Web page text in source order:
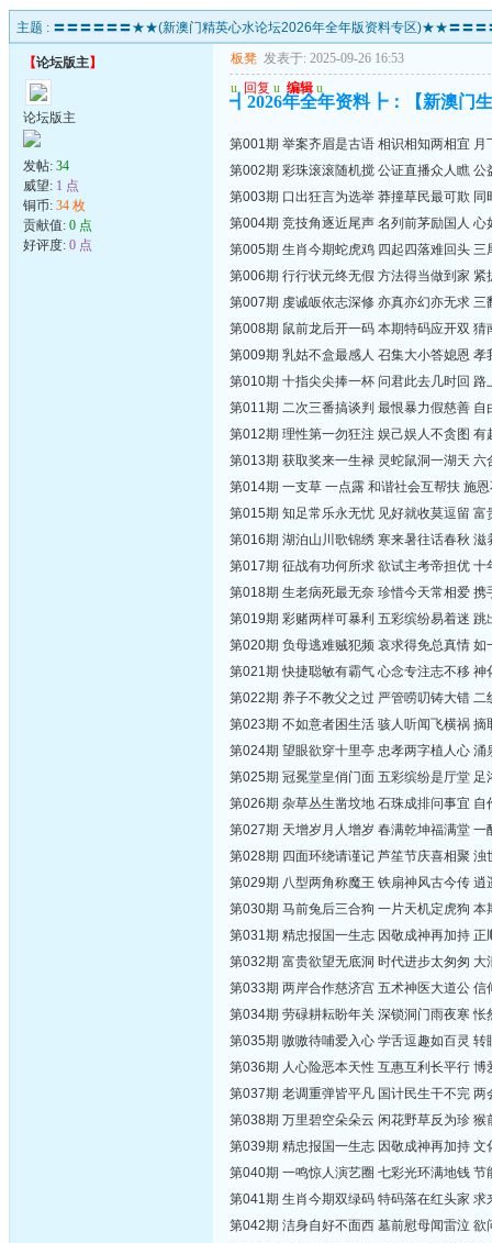
主题 : 〓〓〓〓〓〓★★(新澳门精英心水论坛2026年全年版资料专区)★★〓〓〓
【论坛版主】
论坛版主
发帖: 34
威望: 1 点
铜币: 34 枚
贡献值: 0 点
好评度: 0 点
板凳 发表于: 2025-09-26 16:53
u 回复 u 编辑 u
┫2026年全年资料┣：【新澳门
第001期 举案齐眉是古语 相识相知两相宜
第002期 彩珠滚滚随机搅 公证直播众人瞧
第003期 口出狂言为选举 莽撞草民最可欺
第004期 竞技角逐近尾声 名列前茅励国人
第005期 生肖今期蛇虎鸡 四起四落难回头
第006期 行行状元终无假 方法得当做到家
第007期 虔诚皈依志深修 亦真亦幻亦无求
第008期 鼠前龙后开一码 本期特码应开双
第009期 乳姑不盒最感人 召集大小答媳恩
第010期 十指尖尖捧一杯 问君此去几时回
第011期 二次三番搞谈判 最恨暴力假慈善
第012期 理性第一勿狂注 娱己娱人不贪图
第013期 获取奖来一生禄 灵蛇鼠洞一湖天
第014期 一支草 一点露 和谐社会互帮扶 施
第015期 知足常乐永无忧 见好就收莫逗留
第016期 湖泊山川歌锦绣 寒来暑往话春秋
第017期 征战有功何所求 欲试主考帝担优
第018期 生老病死最无奈 珍惜今天常相爱
第019期 彩赌两样可暴利 五彩缤纷易着迷
第020期 负母逃难贼犯频 哀求得免总真情
第021期 快捷聪敏有霸气 心念专注志不移
第022期 养子不教父之过 严管唠叨铸大错
第023期 不如意者困生活 骇人听闻飞横祸
第024期 望眼欲穿十里亭 忠孝两字植人心
第025期 冠冕堂皇俏门面 五彩缤纷是厅堂
第026期 杂草丛生凿坟地 石珠成排问事宜
第027期 天增岁月人增岁 春满乾坤福满堂
第028期 四面环绕请谨记 芦笙节庆喜相聚
第029期 八型两角称魔王 铁扇神风古今传
第030期 马前兔后三合狗 一片天机定虎狗
第031期 精忠报国一生志 因敬成神再加持
第032期 富贵欲望无底洞 时代进步太匆匆
第033期 两岸合作慈济宫 五术神医大道公
第034期 劳碌耕耘盼年关 深锁洞门雨夜寒
第035期 嗷嗷待哺爱入心 学舌逗趣如百灵
第036期 人心险恶本天性 互惠互利长平行
第037期 老调重弹皆平凡 国计民生干不完
第038期 万里碧空朵朵云 闲花野草反为珍
第039期 精忠报国一生志 因敬成神再加持
第040期 一鸣惊人演艺圈 七彩光环满地钱
第041期 生肖今期双绿码 特码落在红头家
第042期 洁身自好不面西 墓前慰母闻雷泣